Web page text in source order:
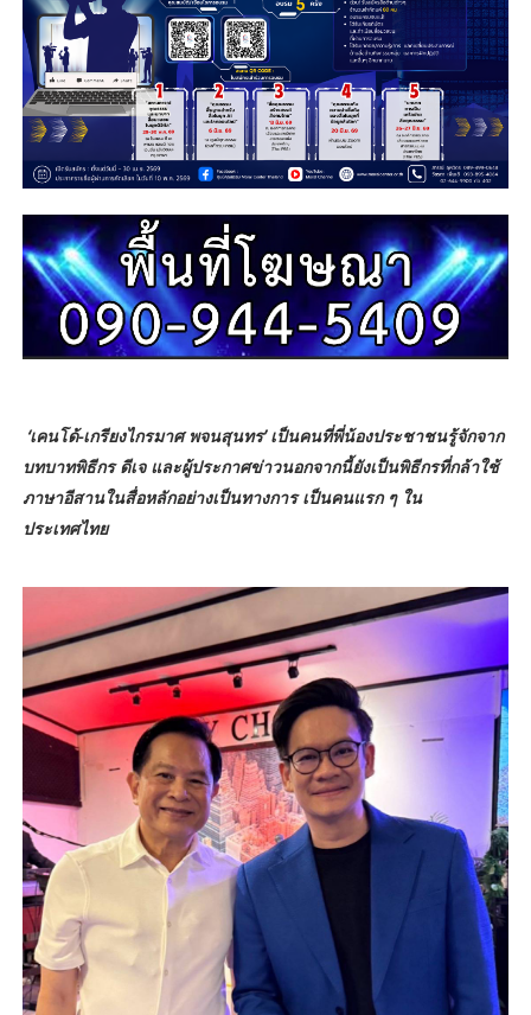
‘เคนโด้-เกรียงไกรมาศ พจนสุนทร’ เป็นคนที่พี่น้องประชาชนรู้จักจาก
บทบาทพิธีกร ดีเจ และผู้ประกาศข่าวนอกจากนี้ยังเป็นพิธีกรที่กล้าใช้
ภาษาอีสานในสื่อหลักอย่างเป็นทางการ เป็นคนแรก ๆ ใน
ประเทศไทย